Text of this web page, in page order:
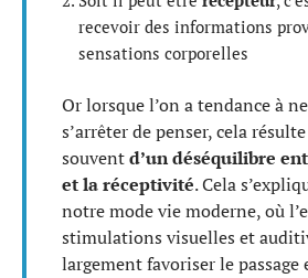
recevoir des informations
sensations corporelles
Or lorsque l’on a tendance à
s’arrêter de penser, cela
souventd’un déséquilibre
et la réceptivité. Cela
notre mode vie moderne, où
stimulations visuelles et
largement favoriser le